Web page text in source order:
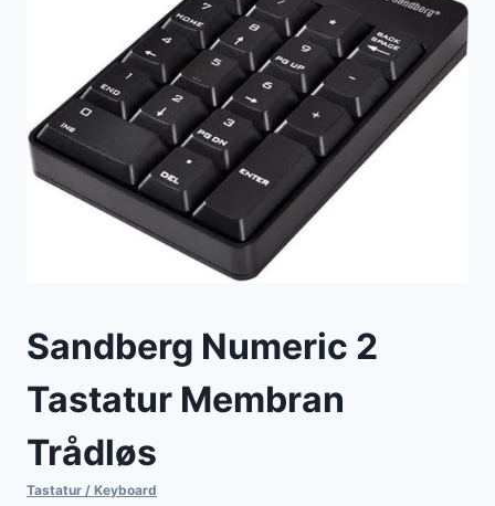
Sandberg Numeric 2
Tastatur Membran
Trådløs
Tastatur / Keyboard